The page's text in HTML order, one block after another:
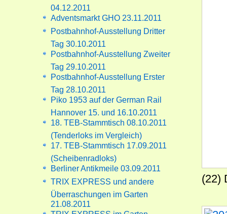
(22)
04.12.2011
Adventsmarkt GHO 23.11.2011
Postbahnhof-Ausstellung Dritter
Tag 30.10.2011
Postbahnhof-Ausstellung Zweiter
Tag 29.10.2011
Postbahnhof-Ausstellung Erster
Tag 28.10.2011
Piko 1953 auf der German Rail
Hannover 15. und 16.10.2011
18. TEB-Stammtisch 08.10.2011
(Tenderloks im Vergleich)
17. TEB-Stammtisch 17.09.2011
(Scheibenradloks)
Berliner Antikmeile 03.09.2011
TRIX EXPRESS und andere
Überraschungen im Garten
21.08.2011